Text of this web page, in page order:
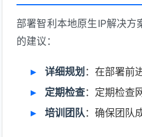
部署智利本地原生IP解决方
的建议：
详细规划 ：在部署前
定期检查：定期检查
培训团队：确保团队